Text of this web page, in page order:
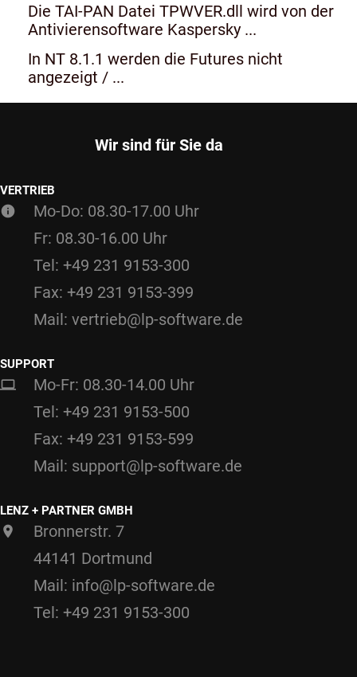
Die TAI-PAN Datei TPWVER.dll wird von der
Antivierensoftware Kaspersky ...
In NT 8.1.1 werden die Futures nicht
angezeigt / ...
Wir sind für Sie da
VERTRIEB
Mo-Do: 08.30-17.00 Uhr
Fr: 08.30-16.00 Uhr
Tel: +49 231 9153-300
Fax: +49 231 9153-399
Mail: vertrieb@lp-software.de
SUPPORT
Mo-Fr: 08.30-14.00 Uhr
Tel: +49 231 9153-500
Fax: +49 231 9153-599
Mail: support@lp-software.de
LENZ + PARTNER GMBH
Bronnerstr. 7
44141 Dortmund
Mail: info@lp-software.de
Tel: +49 231 9153-300